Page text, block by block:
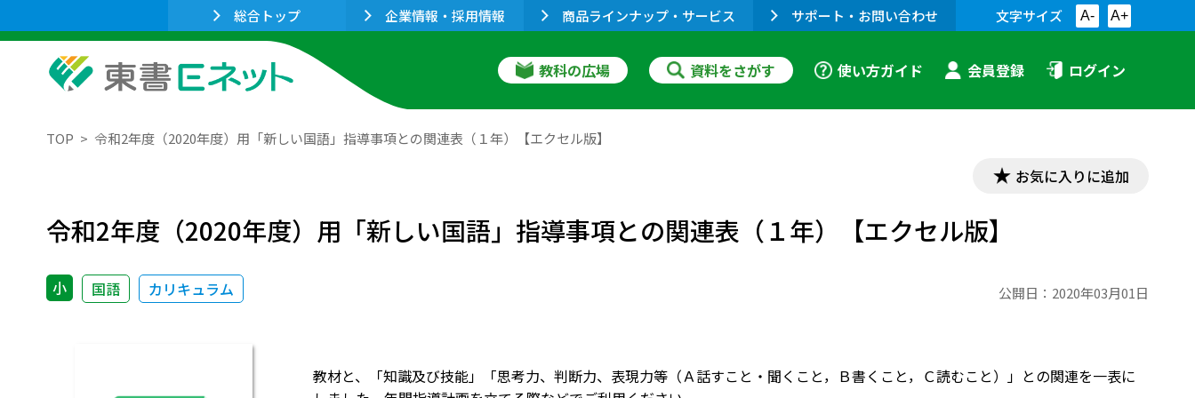
総合トップ 企業情報・採用情報 商品ラインナップ・サービス サポート・お問い合わせ 文字サイズ A- A+
教科の広場 資料をさがす 使い方ガイド 会員登録 ログイン
TOP 令和2年度（2020年度）用「新しい国語」指導事項との関連表（１年）【エクセル版】
お気に入りに追加
令和2年度（2020年度）用「新しい国語」指導事項との関連表（１年）【エクセル版】
小 国語 カリキュラム 公開日： 2020年03月01日
教材と、「知識及び技能」「思考力、判断力、表現力等（Ａ話すこと・聞くこと，Ｂ書くこと，Ｃ読むこと）」との関連を一表に